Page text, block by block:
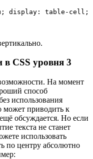
display: table-
в CSS уровня 3
На момент
способ
использования
может приводить к
обсуждается. Но если
текста не станет
использовать
по центру абсолютно